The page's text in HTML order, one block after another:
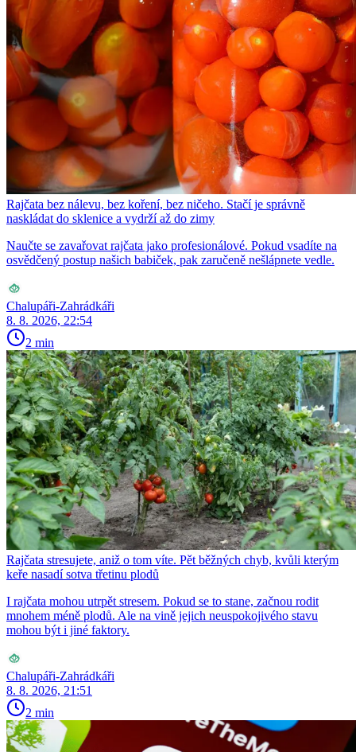
Rajčata bez nálevu, bez koření, bez ničeho. Stačí je správně
naskládat do sklenice a vydrží až do zimy
Naučte se zavařovat rajčata jako profesionálové. Pokud vsadíte na
osvědčený postup našich babiček, pak zaručeně nešlápnete vedle.
Chalupáři-Zahrádkáři
8. 8. 2026, 22:54
2 min
Rajčata stresujete, aniž o tom víte. Pět běžných chyb, kvůli kterým
keře nasadí sotva třetinu plodů
I rajčata mohou utrpět stresem. Pokud se to stane, začnou rodit
mnohem méně plodů. Ale na vině jejich neuspokojivého stavu
mohou být i jiné faktory.
Chalupáři-Zahrádkáři
8. 8. 2026, 21:51
2 min